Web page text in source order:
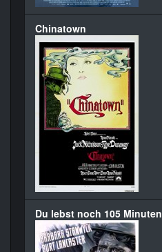
Chinatown
Du lebst noch 105 Minuten